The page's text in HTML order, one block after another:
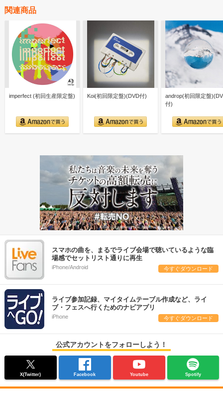
関連商品
imperfect (初回生産限定盤) Koi(初回限定盤)(DVD付)
androp(初回限定盤
付)
スマホの曲を、まるでライブ会場で聴いているような臨
場感でセットリスト通りに再生
iPhone/Android 今すぐダウンロード
ライブ参加記録、マイタイムテーブル作成など、ライ
ブ・フェスへ行くためのナビアプリ
iPhone 今すぐダウンロード
公式アカウントをフォローしよう！
X(Twitter) Facebook Youtube Spotify